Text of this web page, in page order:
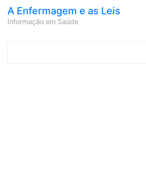
A Enfermagem e as Leis
Informação em Saúde